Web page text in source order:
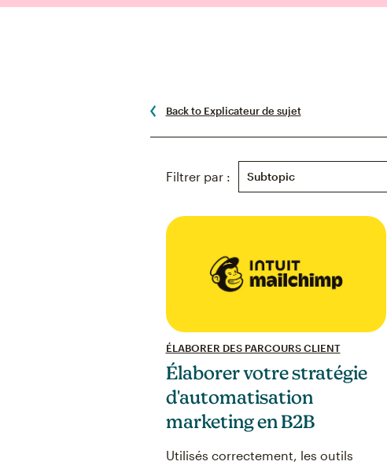
Back to Explicateur de sujet
Filtrer par : Subtopic
ÉLABORER DES PARCOURS CLIENT
Élaborer votre stratégie
d'automatisation
marketing en B2B
Utilisés correctement, les outils